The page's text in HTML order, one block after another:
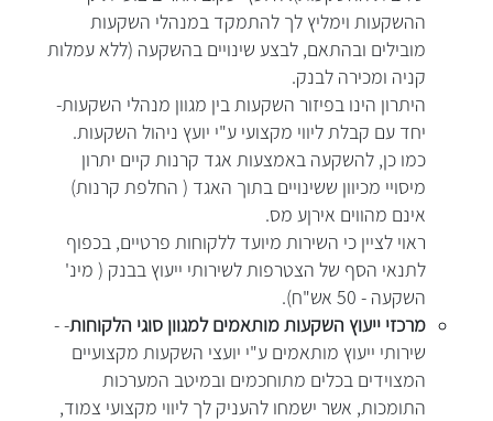
ההשקעות וימליץ לך להתמקד במנהלי השקעות
מובילים ובהתאם, לבצע שינויים בהשקעה (ללא עמלות
קניה ומכירה לבנק.
היתרון הינו בפיזור השקעות בין מגוון מנהלי השקעות-
יחד עם קבלת ליווי מקצועי ע"י יועץ ניהול השקעות.
כמו כן, להשקעה באמצעות אגד קרנות קיים יתרון
מיסויי מכיוון ששינויים בתוך האגד ( החלפת קרנות)
אינם מהווים אירןע מס.
ראוי לציין כי השירות מיועד ללקוחות פרטיים, בכפוף
לתנאי הסף של הצטרפות לשירותי ייעוץ בבנק ( מינ'
השקעה - 50 אש"ח).
מרכזי ייעוץ השקעות מותאמים למגוון סוגי הלקוחות- -
שירותי ייעוץ מותאמים ע"י יועצי השקעות מקצועיים
המצוידים בכלים מתוחכמים ובמיטב המערכות
התומכות, אשר ישמחו להעניק לך ליווי מקצועי צמוד,